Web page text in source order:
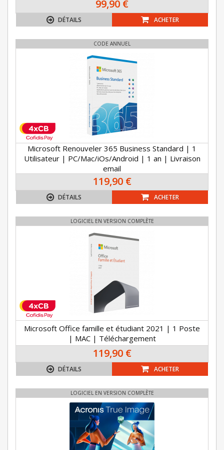
99,90 €
DÉTAILS ACHETER
CODE ANNUEL
Microsoft Renouveler 365 Business Standard | 1
Utilisateur | PC/Mac/iOs/Android | 1 an | Livraison
email
119,90 €
DÉTAILS ACHETER
LOGICIEL EN VERSION COMPLÈTE
Microsoft Office famille et étudiant 2021 | 1 Poste
| MAC | Téléchargement
119,90 €
DÉTAILS ACHETER
LOGICIEL EN VERSION COMPLÈTE